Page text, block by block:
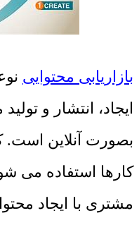
بازاریابی محتوایی
ایجاد، انتشار و
بصورت آنلاین
کارها استفاده می
مشتری با ایجاد